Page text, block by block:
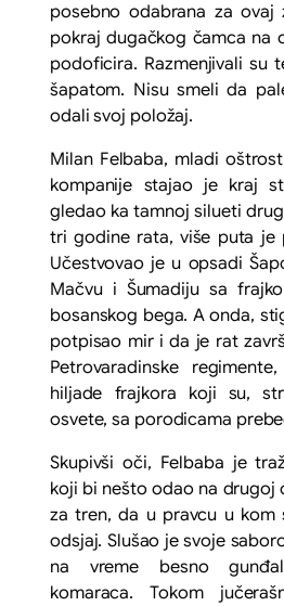
posebno odabrana za ovaj
pokraj dugačkog čamca na
podoficira. Razmenjivali su
šapatom. Nisu smeli da
odali svoj položaj.
Milan Felbaba, mladi
kompanije stajao je kraj
gledao ka tamnoj silueti
tri godine rata, više puta je
Učestvovao je u opsadi
Mačvu i Šumadiju sa
bosanskog bega. A onda,
potpisao mir i da je rat
Petrovaradinske
hiljade frajkora koji su,
osvete, sa porodicama
Skupivši oči, Felbaba je
koji bi nešto odao na drugoj
za tren, da u pravcu u
odsjaj. Slušao je svoje
na vreme besno
komaraca. Tokom